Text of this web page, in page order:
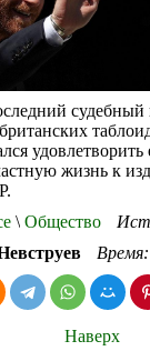
судебный
удовлетворить
жизнь к
\Общество
Время:
Наверх